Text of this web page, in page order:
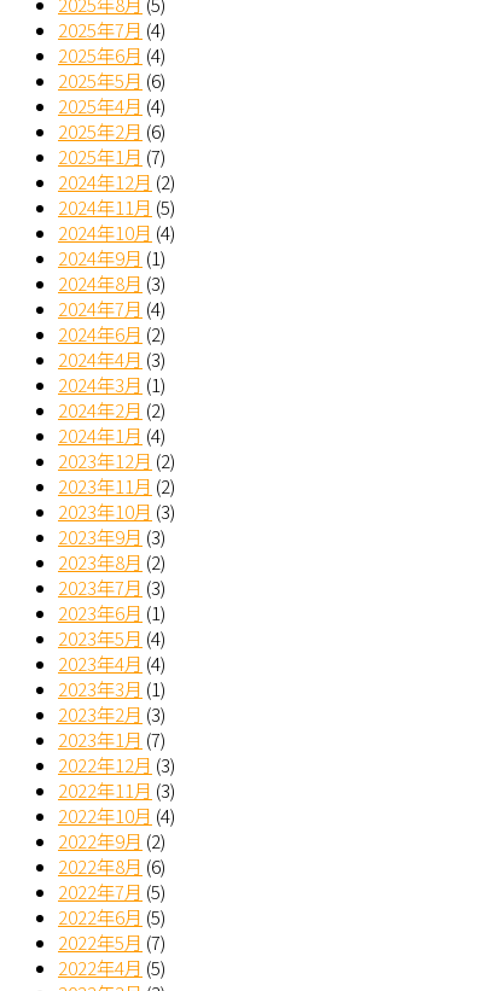
2025年7月 (4)
2025年6月 (4)
2025年5月 (6)
2025年4月 (4)
2025年2月 (6)
2025年1月 (7)
2024年12月 (2)
2024年11月 (5)
2024年10月 (4)
2024年9月 (1)
2024年8月 (3)
2024年7月 (4)
2024年6月 (2)
2024年4月 (3)
2024年3月 (1)
2024年2月 (2)
2024年1月 (4)
2023年12月 (2)
2023年11月 (2)
2023年10月 (3)
2023年9月 (3)
2023年8月 (2)
2023年7月 (3)
2023年6月 (1)
2023年5月 (4)
2023年4月 (4)
2023年3月 (1)
2023年2月 (3)
2023年1月 (7)
2022年12月 (3)
2022年11月 (3)
2022年10月 (4)
2022年9月 (2)
2022年8月 (6)
2022年7月 (5)
2022年6月 (5)
2022年5月 (7)
2022年4月 (5)